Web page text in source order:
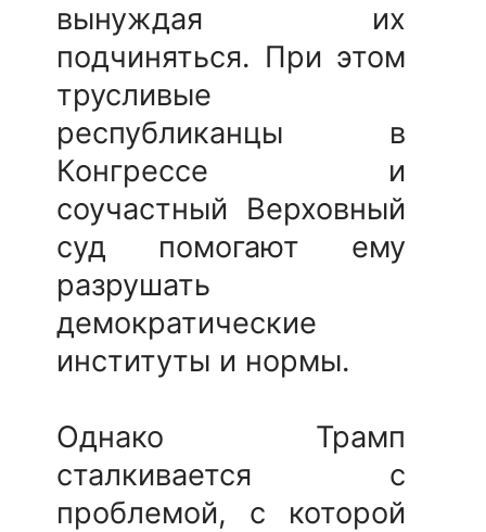
вынуждая их
подчиняться. При этом
трусливые
республиканцы в
Конгрессе и
соучастный Верховный
суд помогают ему
разрушать
демократические
институты и нормы.
Однако Трамп
сталкивается с
проблемой, с которой